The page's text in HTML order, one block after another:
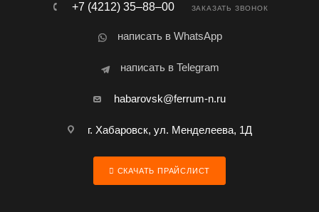
+7 (4212) 35‒88‒00 ЗАКАЗАТЬ ЗВОНОК
написать в WhatsApp
написать в Telegram
habarovsk@ferrum-n.ru
г. Хабаровск, ул. Менделеева, 1Д
СКАЧАТЬ ПРАЙСЛИСТ